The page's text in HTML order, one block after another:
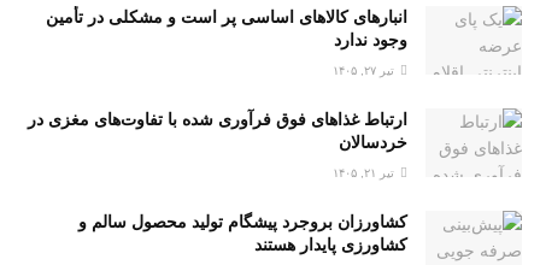
انبارهای کالاهای اساسی پر است و مشکلی در تأمین
وجود ندارد
تیر ۲۷, ۱۴۰۵
ارتباط غذاهای فوق فرآوری شده با تفاوت‌های مغزی در
خردسالان
تیر ۲۱, ۱۴۰۵
کشاورزان بروجرد پیشگام تولید محصول سالم و
کشاورزی پایدار هستند